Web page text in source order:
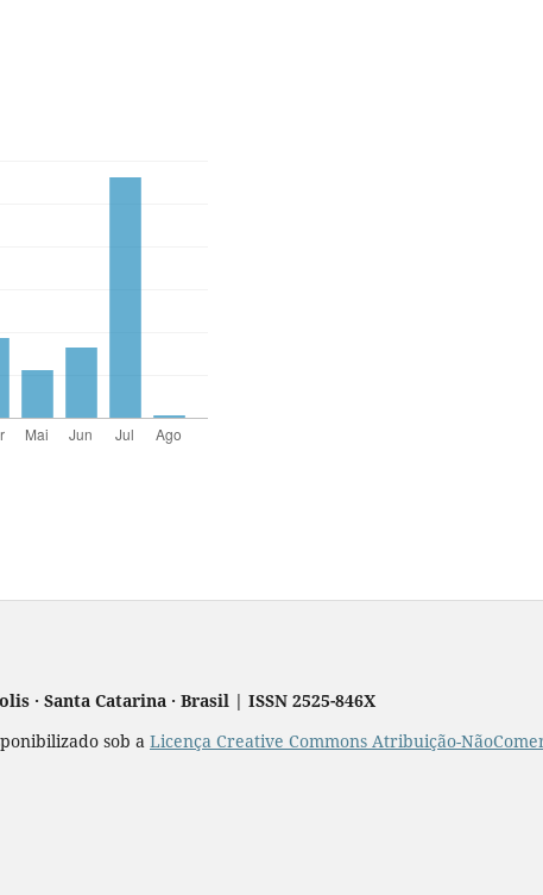
· Santa Catarina · Brasil | ISSN 2525-846X
sob a Licença Creative Commons Atribuição-